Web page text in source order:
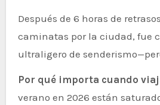
Después de 6 horas de
caminatas por la ciudad, fue
ultraligero de
Por qué importa cuando
verano en 2026 están